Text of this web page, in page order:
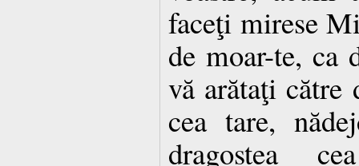
faceţi mirese
de moar-te, ca
vă arătaţi către
cea tare,
dragostea